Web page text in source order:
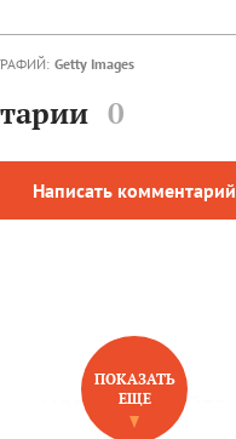
Getty Images
0
Написать комментарий
НОВОЕ НА САЙТЕ
ПОКАЗАТЬ
ЕЩЕ